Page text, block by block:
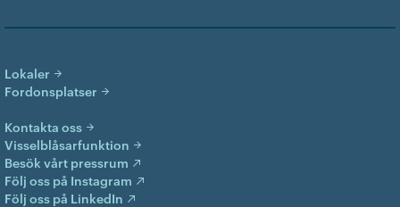
Lokaler
Fordonsplatser
Kontakta oss
Visselblåsarfunktion
Besök vårt pressrum
Följ oss på Instagram
Följ oss på LinkedIn